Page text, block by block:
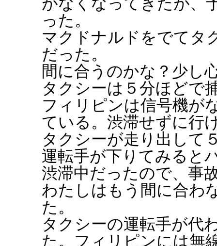
った。
マクドナルドをでてタ
だった。
間に合うのかな？少し
タクシーは５分ほどで
フィリピンは信号機が
ている。渋滞せずに行
タクシーが走り出して
運転手が下りてみると
渋滞中だったので、事
わたしはもう間に合わ
た。
タクシーの運転手が代
た。フィリピンには無